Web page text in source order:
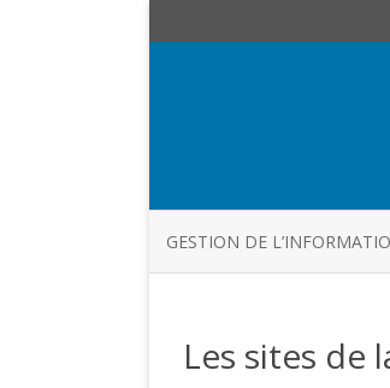
GESTION DE
Les sites de